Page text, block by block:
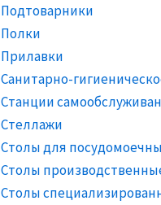
Подтоварники
Полки
Прилавки
Санитарно-
Станции
Стеллажи
Столы для
Столы
Столы